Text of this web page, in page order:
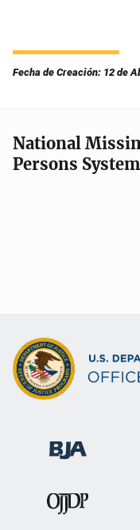
Fecha de Creación: 12 de
National
Persons